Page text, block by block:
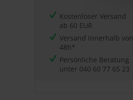
Kostenloser Versand
ab 60 EUR
Versand innerhalb von
48h*
Persönliche Beratung
unter 040 60 77 65 23